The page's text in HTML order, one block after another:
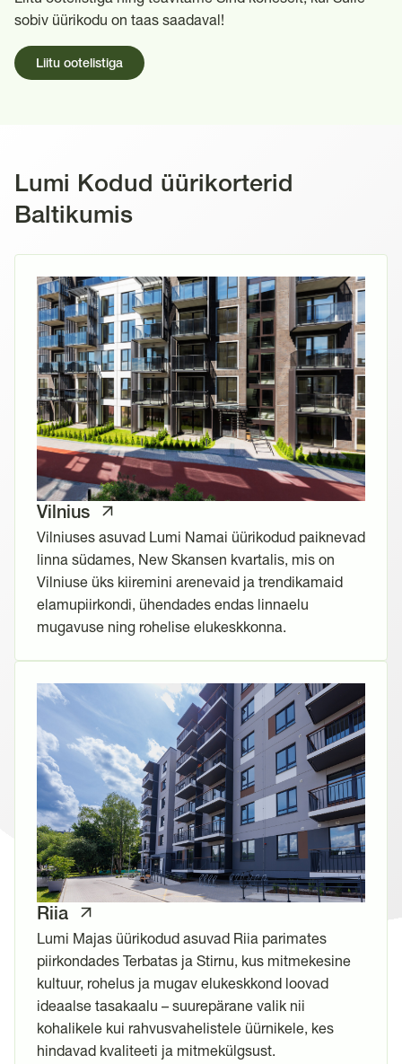
sobiv üürikodu on taas saadaval!
Liitu ootelistiga
Lumi Kodud üürikorterid
Baltikumis
Vilnius
Vilniuses asuvad Lumi Namai üürikodud paiknevad
linna südames, New Skansen kvartalis, mis on
Vilniuse üks kiiremini arenevaid ja trendikamaid
elamupiirkondi, ühendades endas linnaelu
mugavuse ning rohelise elukeskkonna.
Riia
Lumi Majas üürikodud asuvad Riia parimates
piirkondades Terbatas ja Stirnu, kus mitmekesine
kultuur, rohelus ja mugav elukeskkond loovad
ideaalse tasakaalu – suurepärane valik nii
kohalikele kui rahvusvahelistele üürnikele, kes
hindavad kvaliteeti ja mitmekülgsust.